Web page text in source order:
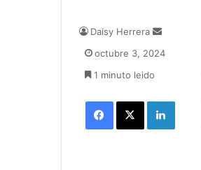
Daisy Herrera
n
e
octubre 3, 2024
1 minuto leido
Facebook X LinkedIn